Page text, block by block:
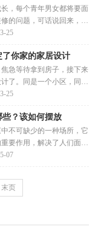
间的需求也不一样。在
，每个青年男女都将要面
的问题，可话说回来，你
同的物品摆放间需要不同
，因此说，家具配色也是
就让我给你来简单说说这
25
你家的家居设计
急等待拿到房子，接下来
了。同是一个小区，同住
布局都一样，但是没有两
同，每个人审美是不同
欢简约，有人喜欢欧式小
25
？该如何摆放
不可缺少的一种场所，它
要作用，解决了人们面临
有不同的家具，发挥着不
有什么，也不知道如何摆
辑会给你具体的介绍一下
07
末页